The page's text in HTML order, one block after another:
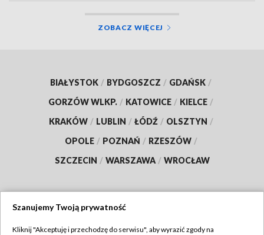
ZOBACZ WIĘCEJ
BIAŁYSTOK / BYDGOSZCZ / GDAŃSK /
GORZÓW WLKP. / KATOWICE / KIELCE /
KRAKÓW / LUBLIN / ŁÓDŹ / OLSZTYN /
OPOLE / POZNAŃ / RZESZÓW /
SZCZECIN / WARSZAWA / WROCŁAW
Szanujemy Twoją prywatność
Kliknij "Akceptuję i przechodzę do serwisu", aby wyrazić zgody na